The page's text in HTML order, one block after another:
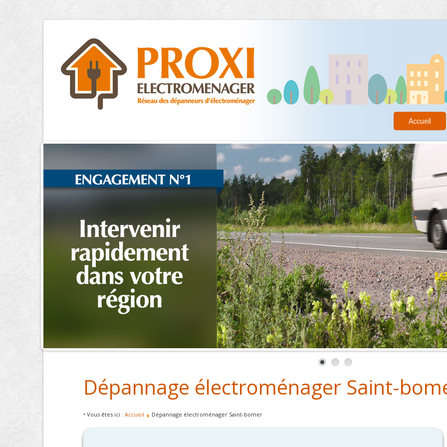
Accueil
Dépannage électroménager Saint-
• Vous êtes ici : Accueil Dépannage électroménager Saint-bomer